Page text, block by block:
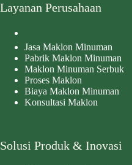
Layanan Perusahaan
Jasa Maklon Minuman
Pabrik Maklon Minuman
Maklon Minuman Serbuk
Proses Maklon
Biaya Maklon Minuman
Konsultasi Maklon
Solusi Produk & Inovasi